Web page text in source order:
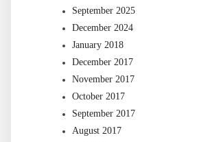
September 2025
December 2024
January 2018
December 2017
November 2017
October 2017
September 2017
August 2017